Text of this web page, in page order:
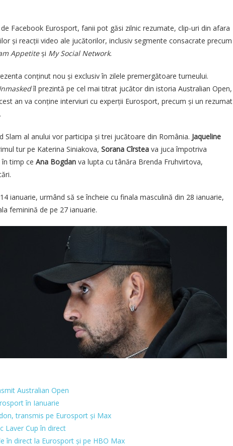
Facebook Eurosport, fanii pot găsi zilnic rezumate, clip-uri din afara
și reacții video ale jucătorilor, inclusiv segmente consacrate precum
Appetiteși My Social Network.
conținut nou și exclusiv în zilele premergătoare turneului.
îl prezintă pe cel mai titrat jucător din istoria Australian Open,
an va conține interviuri cu experții Eurosport, precum și un rezumat
Slam al anului vor participa și trei jucătoare din România. Jaqueline
tur pe Katerina Siniakova, Sorana Cîrstea va juca împotriva
în timp ce Ana Bogdan va lupta cu tânăra Brenda Fruhvirtova,
ianuarie, urmând să se încheie cu finala masculină din 28 ianuarie,
feminină de pe 27 ianuarie.
Australian Open
în Ianuarie
transmis pe Eurosport și Max
Laver Cup în direct
în direct la Eurosport și pe HBO Max